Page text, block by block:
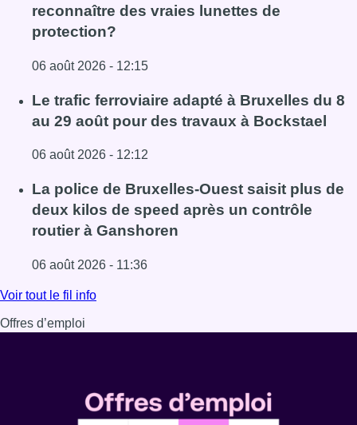
reconnaître des vraies lunettes de
protection?
06 août 2026 - 12:15
Lire l'article Éclipse solaire du 12 août : comment
Le trafic ferroviaire adapté à Bruxelles du 8
au 29 août pour des travaux à Bockstael
06 août 2026 - 12:12
Lire l'article Le trafic ferroviaire adapté à Bruxelles du 8
La police de Bruxelles-Ouest saisit plus de
deux kilos de speed après un contrôle
routier à Ganshoren
06 août 2026 - 11:36
Lire l'article La police de Bruxelles-Ouest saisit plus de
Voir tout le fil info
Offres d’emploi